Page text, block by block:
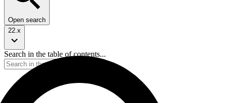
Open search
22.x
Search in the table of contents...